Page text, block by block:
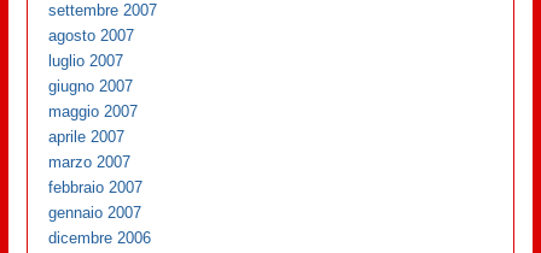
settembre 2007
agosto 2007
luglio 2007
giugno 2007
maggio 2007
aprile 2007
marzo 2007
febbraio 2007
gennaio 2007
dicembre 2006